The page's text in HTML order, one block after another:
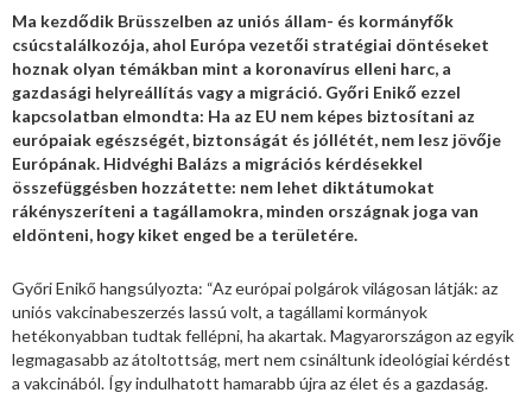
Ma kezdődik Brüsszelben az uniós állam- és kormányfők
csúcstalálkozója, ahol Európa vezetői stratégiai döntéseket
hoznak olyan témákban mint a koronavírus elleni harc, a
gazdasági helyreállítás vagy a migráció. Győri Enikő ezzel
kapcsolatban elmondta: Ha az EU nem képes biztosítani az
európaiak egészségét, biztonságát és jóllétét, nem lesz jövője
Európának. Hidvéghi Balázs a migrációs kérdésekkel
összefüggésben hozzátette: nem lehet diktátumokat
rákényszeríteni a tagállamokra, minden országnak joga van
eldönteni, hogy kiket enged be a területére.
Győri Enikő hangsúlyozta: “Az európai polgárok világosan látják: az
uniós vakcinabeszerzés lassú volt, a tagállami kormányok
hetékonyabban tudtak fellépni, ha akartak. Magyarországon az egyik
legmagasabb az átoltottság, mert nem csináltunk ideológiai kérdést
a vakcinából. Így indulhatott hamarabb újra az élet és a gazdaság.